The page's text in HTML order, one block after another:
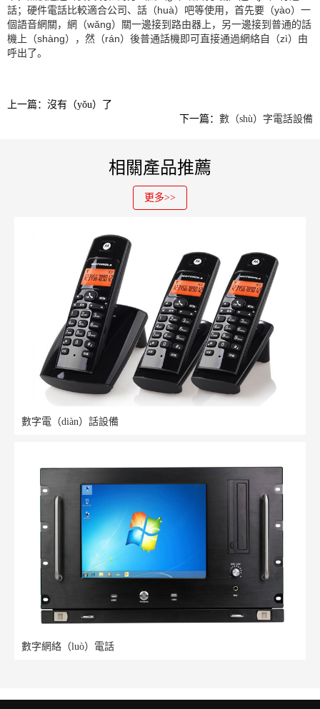
話；硬件電話比較適合公司、話（huà）吧等使用，首先要（yào）一
個語音網關，網（wǎng）關一邊接到路由器上，另一邊接到普通的話
機上（shàng），然（rán）後普通話機即可直接通過網絡自（zì）由
呼出了。
上一篇：沒有（yǒu）了
下一篇： 數（shù）字電話設備
相關產品推薦
更多>>
數字電（diàn）話設備
數字網絡（luò）電話